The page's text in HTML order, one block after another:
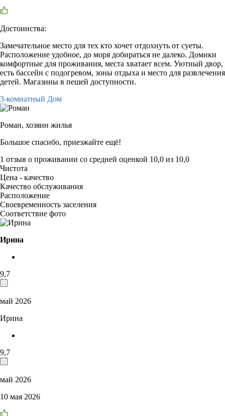
Достоинства:
Замечательное место для тех кто хочет отдохнуть от суеты.
Расположение удобное, до моря добираться не далеко. Домики
комфортные для проживания, места хватает всем. Уютный двор,
есть бассейн с подогревом, зоны отдыха и место для развлечения
детей. Магазины в пешей доступности.
3-комнатный Дом
Роман, хозяин жилья
Большое спасибо, приезжайте ещё!
1 отзыв о проживании со средней оценкой 10,0 из 10,0
Чистота
Цена - качество
Качество обслуживания
Расположение
Своевременность заселения
Соответствие фото
Ирина
9,7
май 2026
Ирина
9,7
май 2026
10 мая 2026